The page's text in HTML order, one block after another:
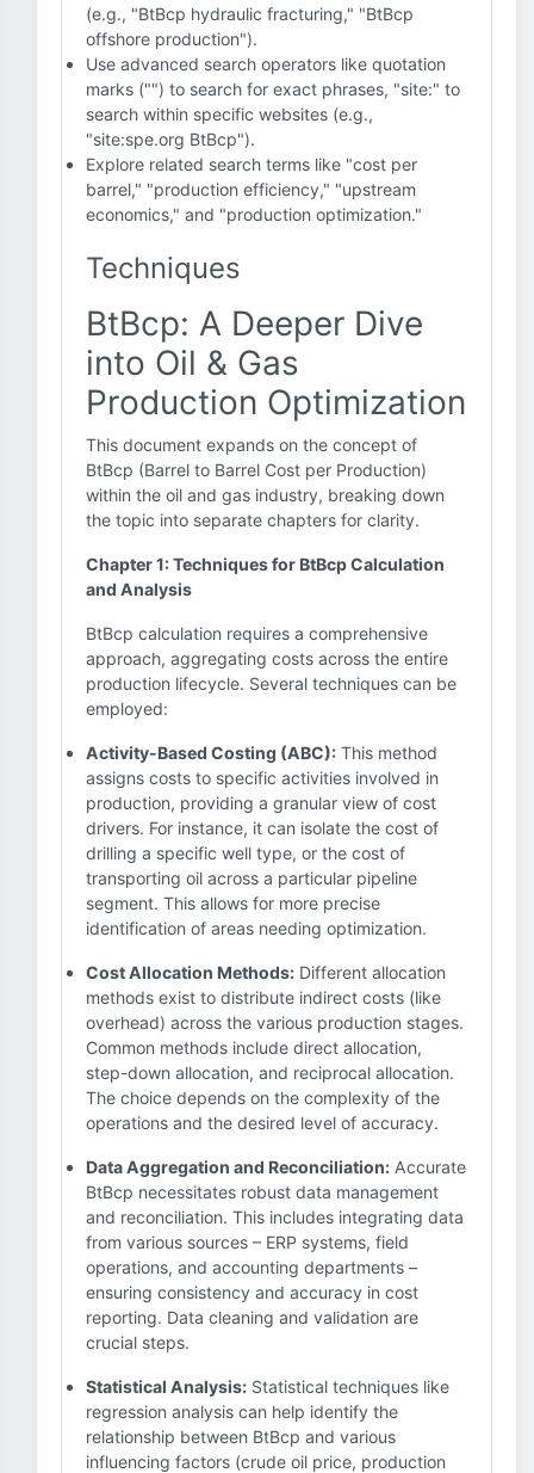
(e.g., "BtBcp hydraulic fracturing," "BtBcp
offshore production").
Use advanced search operators like quotation
marks ("") to search for exact phrases, "site:" to
search within specific websites (e.g.,
"site:spe.org BtBcp").
Explore related search terms like "cost per
barrel," "production efficiency," "upstream
economics," and "production optimization."
Techniques
BtBcp: A Deeper Dive
into Oil & Gas
Production Optimization
This document expands on the concept of
BtBcp (Barrel to Barrel Cost per Production)
within the oil and gas industry, breaking down
the topic into separate chapters for clarity.
Chapter 1: Techniques for BtBcp Calculation
and Analysis
BtBcp calculation requires a comprehensive
approach, aggregating costs across the entire
production lifecycle. Several techniques can be
employed:
Activity-Based Costing (ABC): This method
assigns costs to specific activities involved in
production, providing a granular view of cost
drivers. For instance, it can isolate the cost of
drilling a specific well type, or the cost of
transporting oil across a particular pipeline
segment. This allows for more precise
identification of areas needing optimization.
Cost Allocation Methods: Different allocation
methods exist to distribute indirect costs (like
overhead) across the various production stages.
Common methods include direct allocation,
step-down allocation, and reciprocal allocation.
The choice depends on the complexity of the
operations and the desired level of accuracy.
Data Aggregation and Reconciliation: Accurate
BtBcp necessitates robust data management
and reconciliation. This includes integrating data
from various sources – ERP systems, field
operations, and accounting departments –
ensuring consistency and accuracy in cost
reporting. Data cleaning and validation are
crucial steps.
Statistical Analysis: Statistical techniques like
regression analysis can help identify the
relationship between BtBcp and various
influencing factors (crude oil price, production